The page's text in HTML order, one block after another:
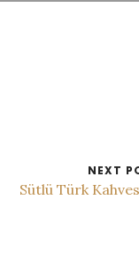
NEXT
Sütlü Türk